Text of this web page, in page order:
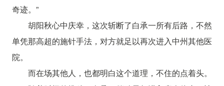
奇迹。”
胡阳秋心中庆幸，这次斩断了白承一所有后路，不然
单凭那高超的施针手法，对方就足以再次进入中州其他医
院。
而在场其他人，也都明白这个道理，不住的点着头。